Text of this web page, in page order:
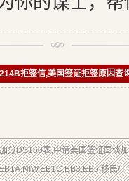
拒签信,美国签证拒签原因查
分DS160表,申请美国签证面谈
移民/